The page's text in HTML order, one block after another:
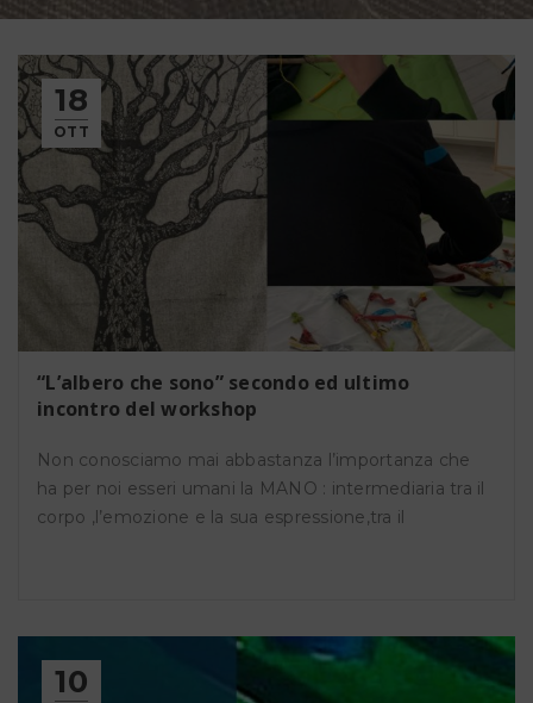
18
OTT
“L’albero che sono” secondo ed ultimo
incontro del workshop
Non conosciamo mai abbastanza l’importanza che
ha per noi esseri umani la MANO : intermediaria tra il
corpo ,l’emozione e la sua espressione,tra il
10